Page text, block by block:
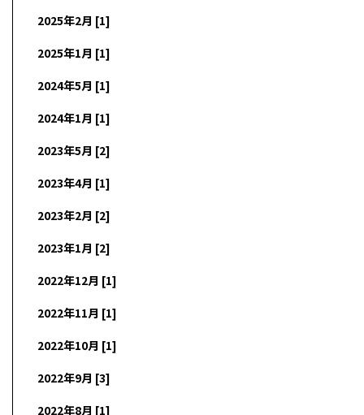
2025年2月 [1]
2025年1月 [1]
2024年5月 [1]
2024年1月 [1]
2023年5月 [2]
2023年4月 [1]
2023年2月 [2]
2023年1月 [2]
2022年12月 [1]
2022年11月 [1]
2022年10月 [1]
2022年9月 [3]
2022年8月 [1]